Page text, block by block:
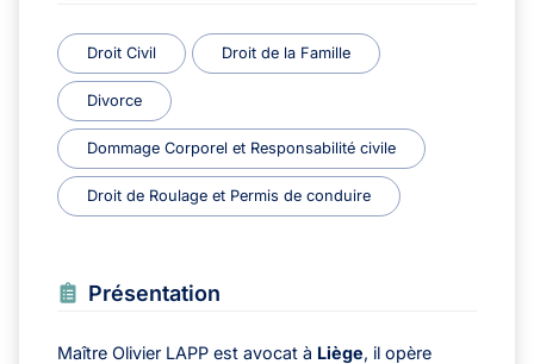
Droit Civil Droit de la Famille
Divorce
Dommage Corporel et Responsabilité civile
Droit de Roulage et Permis de conduire
Présentation
Maître Olivier LAPP est avocat à Liège, il opère